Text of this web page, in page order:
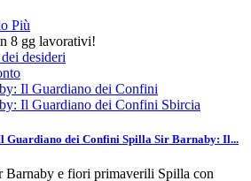
Più
8 gg lavorativi!
desideri
Sbircia
Guardiano dei Confini Spilla Sir Barnaby: Il...
Barnaby e fiori primaverili Spilla con